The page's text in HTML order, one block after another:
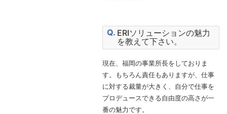
ERIソリューションの魅力
を教えて下さい。
現在、福岡の事業所長をしておりま
す。もちろん責任もありますが、仕事
に対する裁量が大きく、自分で仕事を
プロデュースできる自由度の高さが一
番の魅力です。